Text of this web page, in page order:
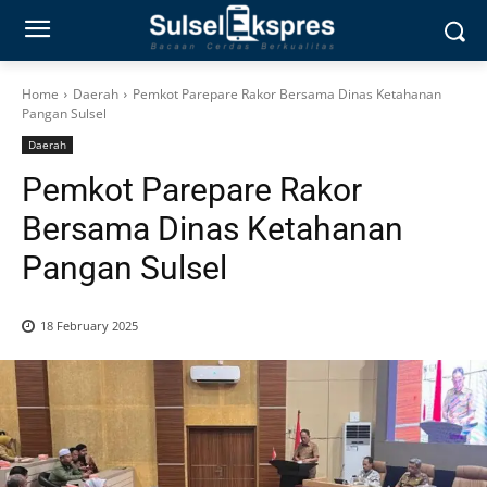
Home Daerah
Pemkot Parepare Rakor Bersama Dinas Ketahanan
Pangan Sulsel
Daerah
Pemkot Parepare Rakor
Bersama Dinas Ketahanan
Pangan Sulsel
18 February 2025